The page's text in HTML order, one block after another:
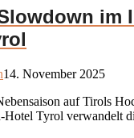
im
14. November 2025
auf Tirols
Hotel Tyrol verwandelt